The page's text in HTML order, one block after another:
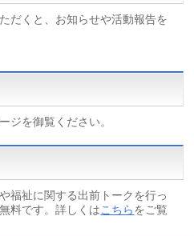
だくと、お知らせや活動報告を
ジを御覧ください。
福祉に関する出前トークを行っ
料です。詳しくはこちらをご覧